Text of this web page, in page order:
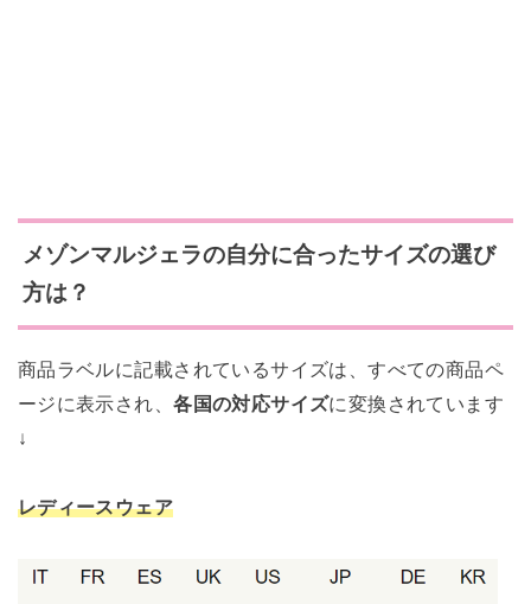
メゾンマルジェラの自分に合ったサイズの選び
方は？
商品ラベルに記載されているサイズは、すべての商品ペ
ージに表示され、各国の対応サイズに変換されています
↓
レディースウェア